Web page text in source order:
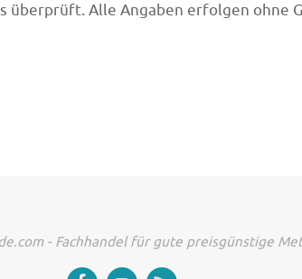
überprüft. Alle Angaben erfolgen ohne
- Fachhandel für gute preisgünstige